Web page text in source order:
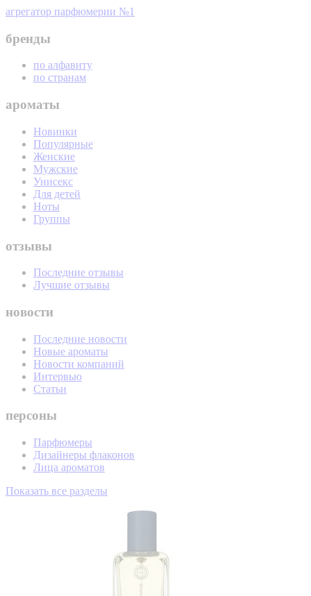
агрегатор парфюмерии №1
бренды
по алфавиту
по странам
ароматы
Новинки
Популярные
Женские
Мужские
Унисекс
Для детей
Ноты
Группы
отзывы
Последние отзывы
Лучшие отзывы
новости
Последние новости
Новые ароматы
Новости компаний
Интервью
Статьи
персоны
Парфюмеры
Дизайнеры флаконов
Лица ароматов
Показать все разделы